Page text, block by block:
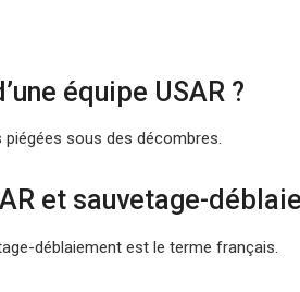
équipe USAR ?
sous des décombres.
et sauvetage-
déblaiement est le terme français.